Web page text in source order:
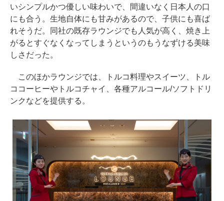
いシンプルかつ優しい味わいで、間違いなく日本人の口
にも合う。生地自体にも甘みがあるので、子供にも喜ば
れそうだ。同社の既存ラウンジでも人気が高く、焼き上
がるとすぐなくなってしまうというのもうなずける美味
しさだった。
このほかラウンジでは、トルコ料理やスイーツ、トル
ココーヒーやトルコチャイ、各種アルコール/ソフトドリ
ンクなどを提供する。